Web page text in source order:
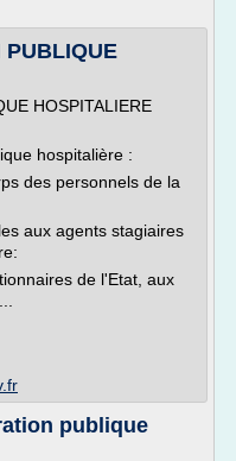
HOSPITALIERE
hospitalière :
des personnels de la
aux agents stagiaires
de l'Etat, aux
publique